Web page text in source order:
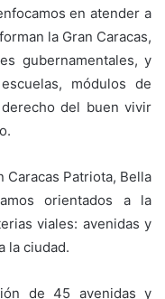
en atender a
la Gran Caracas,
gubernamentales, y
módulos de
del buen vivir
Caracas Patriota, Bella
orientados a la
viales: avenidas y
la ciudad.
de 45 avenidas y